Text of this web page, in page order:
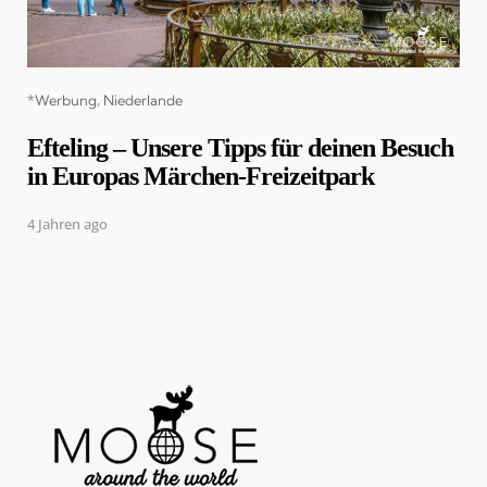
Categories
*Werbung Niederlande
Efteling – Unsere Tipps für deinen Besuch
in Europas Märchen-Freizeitpark
4 Jahren ago